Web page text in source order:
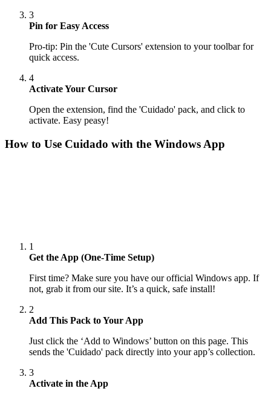
3
Pin for Easy Access
Pro-tip: Pin the 'Cute Cursors' extension to your toolbar for
quick access.
4
Activate Your Cursor
Open the extension, find the 'Cuidado' pack, and click to
activate. Easy peasy!
How to Use Cuidado with the Windows App
1
Get the App (One-Time Setup)
First time? Make sure you have our official Windows app. If
not, grab it from our site. It’s a quick, safe install!
2
Add This Pack to Your App
Just click the ‘Add to Windows’ button on this page. This
sends the 'Cuidado' pack directly into your app’s collection.
3
Activate in the App